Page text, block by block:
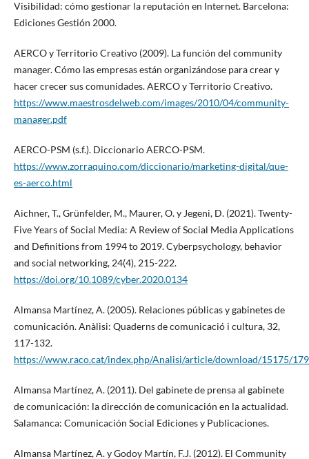
Visibilidad: cómo gestionar la reputación en Internet. Barcelona:
Ediciones Gestión 2000.
AERCO y Territorio Creativo (2009). La función del community
manager. Cómo las empresas están organizándose para crear y
hacer crecer sus comunidades. AERCO y Territorio Creativo.
https://www.maestrosdelweb.com/images/2010/04/community-
manager.pdf
AERCO-PSM (s.f.). Diccionario AERCO-PSM.
https://www.zorraquino.com/diccionario/marketing-digital/que-
es-aerco.html
Aichner, T., Grünfelder, M., Maurer, O. y Jegeni, D. (2021). Twenty-
Five Years of Social Media: A Review of Social Media Applications
and Definitions from 1994 to 2019. Cyberpsychology, behavior
and social networking, 24(4), 215-222.
https://doi.org/10.1089/cyber.2020.0134
Almansa Martínez, A. (2005). Relaciones públicas y gabinetes de
comunicación. Anàlisi: Quaderns de comunicació i cultura, 32,
117-132.
https://www.raco.cat/index.php/Analisi/article/download/15175/
Almansa Martínez, A. (2011). Del gabinete de prensa al gabinete
de comunicación: la dirección de comunicación en la actualidad.
Salamanca: Comunicación Social Ediciones y Publicaciones.
Almansa Martínez, A. y Godoy Martín, F.J. (2012). El Community